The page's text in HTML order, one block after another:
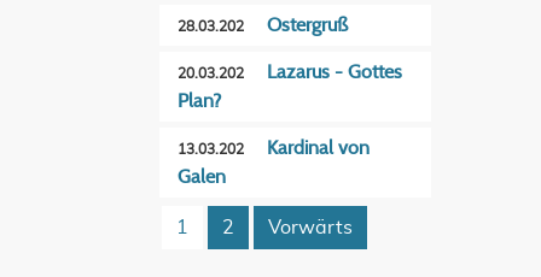
28.03.202 Ostergruß
20.03.202
Lazarus - Gottes
Plan?
13.03.202
Kardinal von
Galen
1 2 Vorwärts